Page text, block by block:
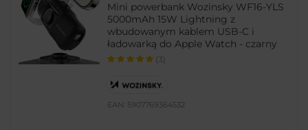
Mini powerbank Wozinsky WF16-YLS
5000mAh 15W Lightning z
wbudowanym kablem USB-C i
ładowarką do Apple Watch - czarny
(3)
EAN: 5907769364532